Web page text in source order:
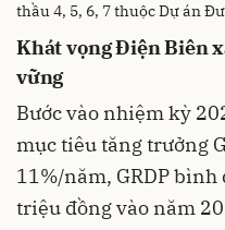
thầu 4, 5, 6, 7 thuộc Dự án
Khát vọng Điện Biên
vững
Bước vào nhiệm kỳ
mục tiêu tăng trưởng
11%/năm, GRDP
triệu đồng vào năm